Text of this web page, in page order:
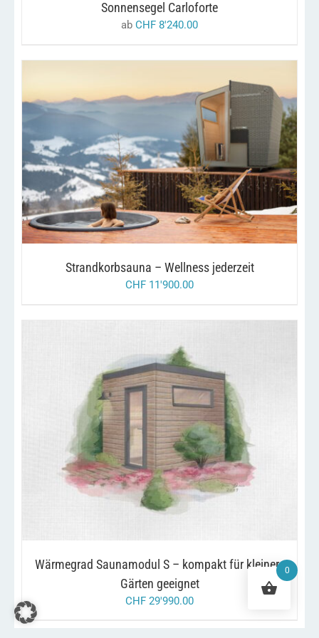
AUF
DER
Sonnensegel Carloforte
ab CHF 8'240.00
IN DEN WARENKORB / DETAILS
Strandkorbsauna – Wellness jederzeit
CHF 11'900.00
IN DEN WARENKORB / DETAILS
Wärmegrad Saunamodul S – kompakt für kleinere
Gärten geeignet
CHF 29'990.00
0